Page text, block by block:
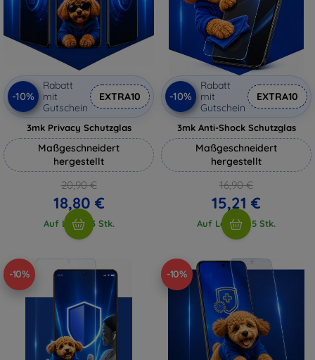
-10%
Rabatt
mit
Gutschein
EXTRA10
3mk Privacy Schutzglas
Maßgeschneidert
hergestellt
20,90 €
18,80 €
Auf Lager 3 Stk.
-10%
Rabatt
mit
Gutschein
EXTRA10
3mk Anti-Shock Schutzglas
Maßgeschneidert
hergestellt
16,90 €
15,21 €
Auf Lager > 5 Stk.
-10% -10%